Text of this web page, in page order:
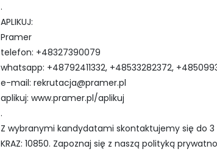
.
APLIKUJ:
Pramer
telefon: ‪‪+48327390079‬‬
whatsapp: +48792411332, ‪+48533282372,
e-mail: rekrutacja@pramer.pl
aplikuj: ‪www.pramer.pl/aplikuj‬
.
Z wybranymi kandydatami skontaktujemy się do
KRAZ: 10850. Zapoznaj się z naszą polityką